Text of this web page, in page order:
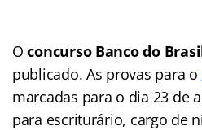
Oconcurso Banco do
publicado. As provas para o
marcadas para o dia 23 de
para escriturário, cargo de